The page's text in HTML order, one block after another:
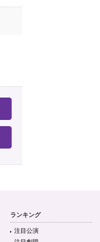
ランキング
注目公演